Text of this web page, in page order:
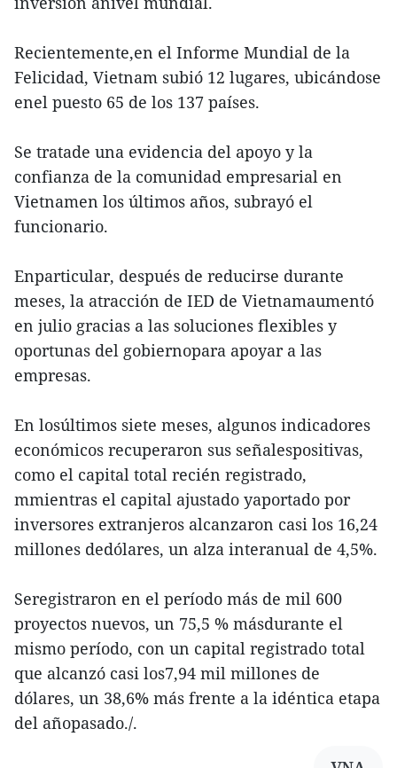
Recientemente,en el Informe Mundial de la
Felicidad, Vietnam subió 12 lugares, ubicándose
enel puesto 65 de los 137 países.
Se tratade una evidencia del apoyo y la
confianza de la comunidad empresarial en
Vietnamen los últimos años, subrayó el
funcionario.
Enparticular, después de reducirse durante
meses, la atracción de IED de Vietnamaumentó
en julio gracias a las soluciones flexibles y
oportunas del gobiernopara apoyar a las
empresas.
En losúltimos siete meses, algunos indicadores
económicos recuperaron sus señalespositivas,
como el capital total recién registrado,
mmientras el capital ajustado yaportado por
inversores extranjeros alcanzaron casi los 16,24
millones dedólares, un alza interanual de 4,5%.
Seregistraron en el período más de mil 600
proyectos nuevos, un 75,5 % másdurante el
mismo período, con un capital registrado total
que alcanzó casi los7,94 mil millones de
dólares, un 38,6% más frente a la idéntica etapa
del añopasado./.